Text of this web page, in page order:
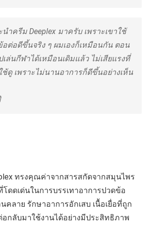
ำครีม Deeplex มาครับ เพราะเขาใช้
ต่อดีขึ้นจริง ๆ ผมเองก็เหมือนกัน ตอน
ล่นกีฬาได้เหมือนเดิมแล้ว ไม่เสียแรงที่
ดู เพราะไม่นานอาการก็ดีขึ้นอย่างเห็น
ทรงคุณค่าจากสารสกัดจากสมุนไพร
ดดเด่นในการบรรเทาอาการปวดข้อ
คลาย รักษาอาการอักเสบ เนื้อเยื่อที่ถูก
กลับมาใช้งานได้อย่างมีประสิทธิภาพ